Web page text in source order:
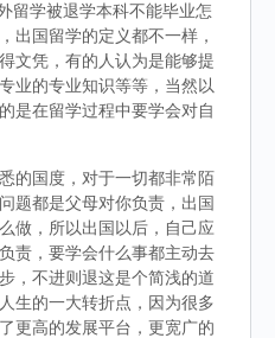
留学被退学本科不能毕业怎
出国留学的定义都不一样，
文凭，有的人认为是能够提
业的专业知识等等，当然以
是在留学过程中要学会对自
的国度，对于一切都非常陌
题都是父母对你负责，出国
做，所以出国以后，自己应
责，要学会什么事都主动去
，不进则退这是个简浅的道
生的一大转折点，因为很多
更高的发展平台，更宽广的